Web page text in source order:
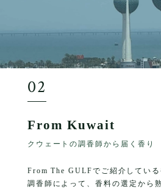
02
From Kuwait
クウェートの調香師から届く香り
From The GULFでご紹介してい
調香師によって、香料の選定から